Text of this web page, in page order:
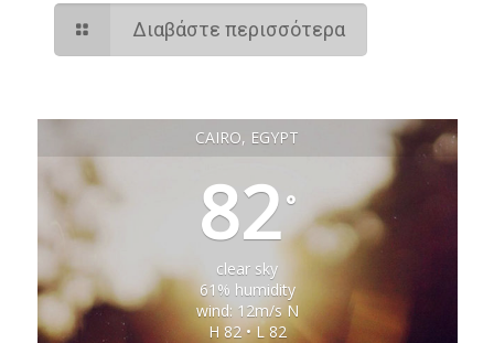
Διαβάστε περισσότερα
CAIRO, EGYPT
82°
clear sky
61% humidity
wind: 12m/s N
H 82 • L 82